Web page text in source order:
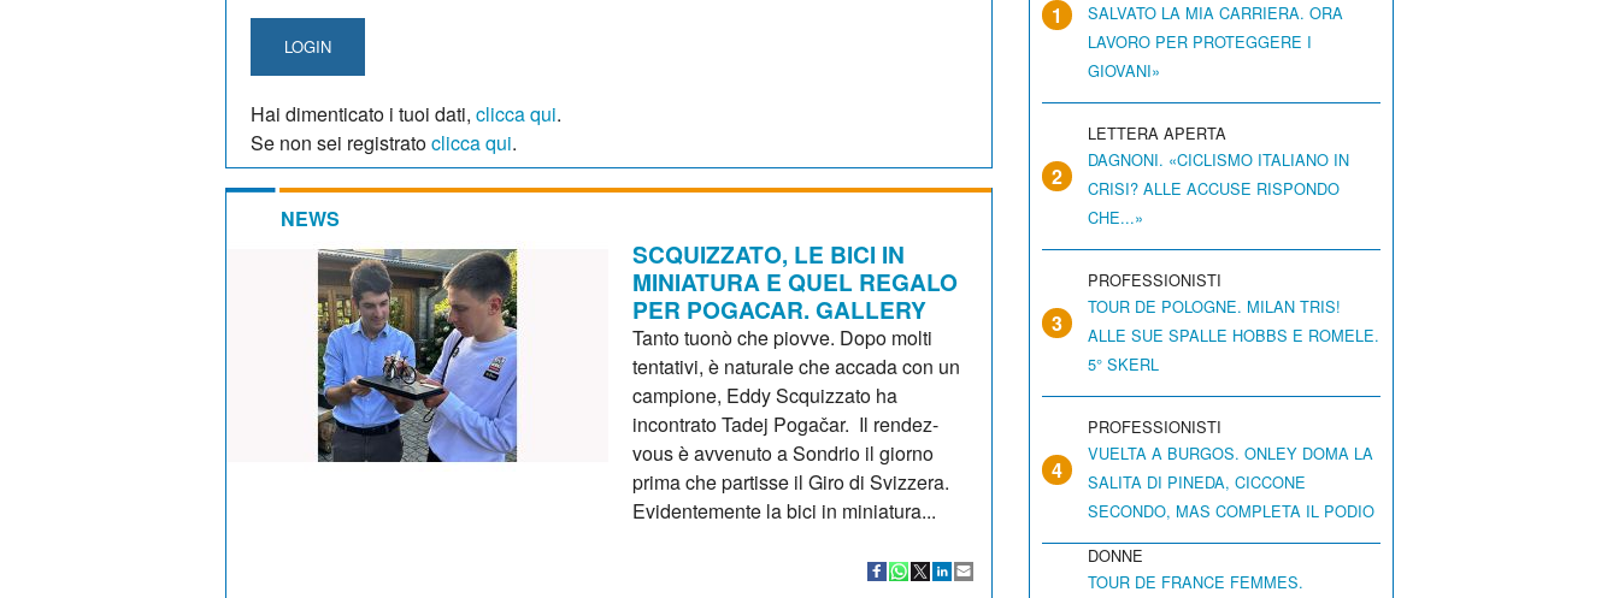
LOGIN
Hai dimenticato i tuoi dati, clicca qui.
Se non sei registratoclicca qui.
NEWS
SCQUIZZATO, LE BICI IN
MINIATURA E QUEL REGALO
PER POGACAR. GALLERY
Tanto tuonò che piovve. Dopo molti
tentativi, è naturale che accada con un
campione, Eddy Scquizzato ha
incontrato Tadej Pogačar. Il rendez-
vous è avvenuto a Sondrio il giorno
prima che partisse il Giro di Svizzera.
Evidentemente la bici in miniatura...
1
SALVATO LA MIA CARRIERA. ORA
LAVORO PER PROTEGGERE I
GIOVANI»
2
LETTERA APERTA
DAGNONI. «CICLISMO ITALIANO IN
CRISI? ALLE ACCUSE RISPONDO
CHE...»
3
PROFESSIONISTI
TOUR DE POLOGNE. MILAN TRIS!
ALLE SUE SPALLE HOBBS E ROMELE.
5° SKERL
4
PROFESSIONISTI
VUELTA A BURGOS. ONLEY DOMA LA
SALITA DI PINEDA, CICCONE
SECONDO, MAS COMPLETA IL PODIO
DONNE
TOUR DE FRANCE FEMMES.